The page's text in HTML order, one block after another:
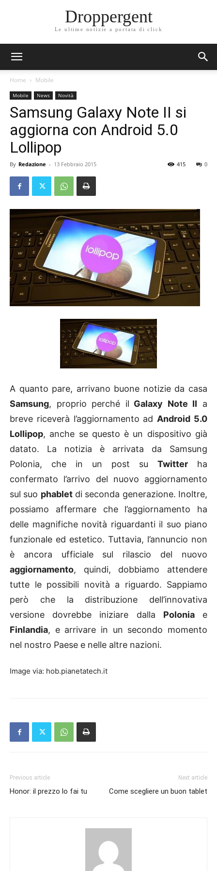
Droppergent
Le ultime notizie a portata di click
Home Mobile
Mobile News Novità
Samsung Galaxy Note II si
aggiorna con Android 5.0
Lollipop
By Redazione - 13 Febbraio 2015 0
415
A quanto pare, arrivano buone notizie da casa
Samsung, proprio perché il Galaxy Note II a
breve riceverà l’aggiornamento ad Android 5.0
Lollipop, anche se questo è un dispositivo già
datato. La notizia è arrivata da Samsung
Polonia, che in un post su Twitter ha
confermato l’arrivo del nuovo aggiornamento
sul suo phabletdi seconda generazione. Inoltre,
possiamo affermare che l’aggiornamento ha
delle magnifiche novità riguardanti il suo piano
funzionale ed estetico. Tuttavia, l’annuncio non
è ancora ufficiale sul rilascio del nuovo
aggiornamento, quindi, dobbiamo attendere
tutte le possibili novità a riguardo. Sappiamo
però che la distribuzione dell’innovativa
versione dovrebbe iniziare dalla Poloniae
Finlandia, e arrivare in un secondo momento
nel nostro Paese e nelle altre nazioni.
Image via: hob.pianetatech.it
Previous article
Honor: il prezzo lo fai tu
Next article
Come scegliere un buon tablet